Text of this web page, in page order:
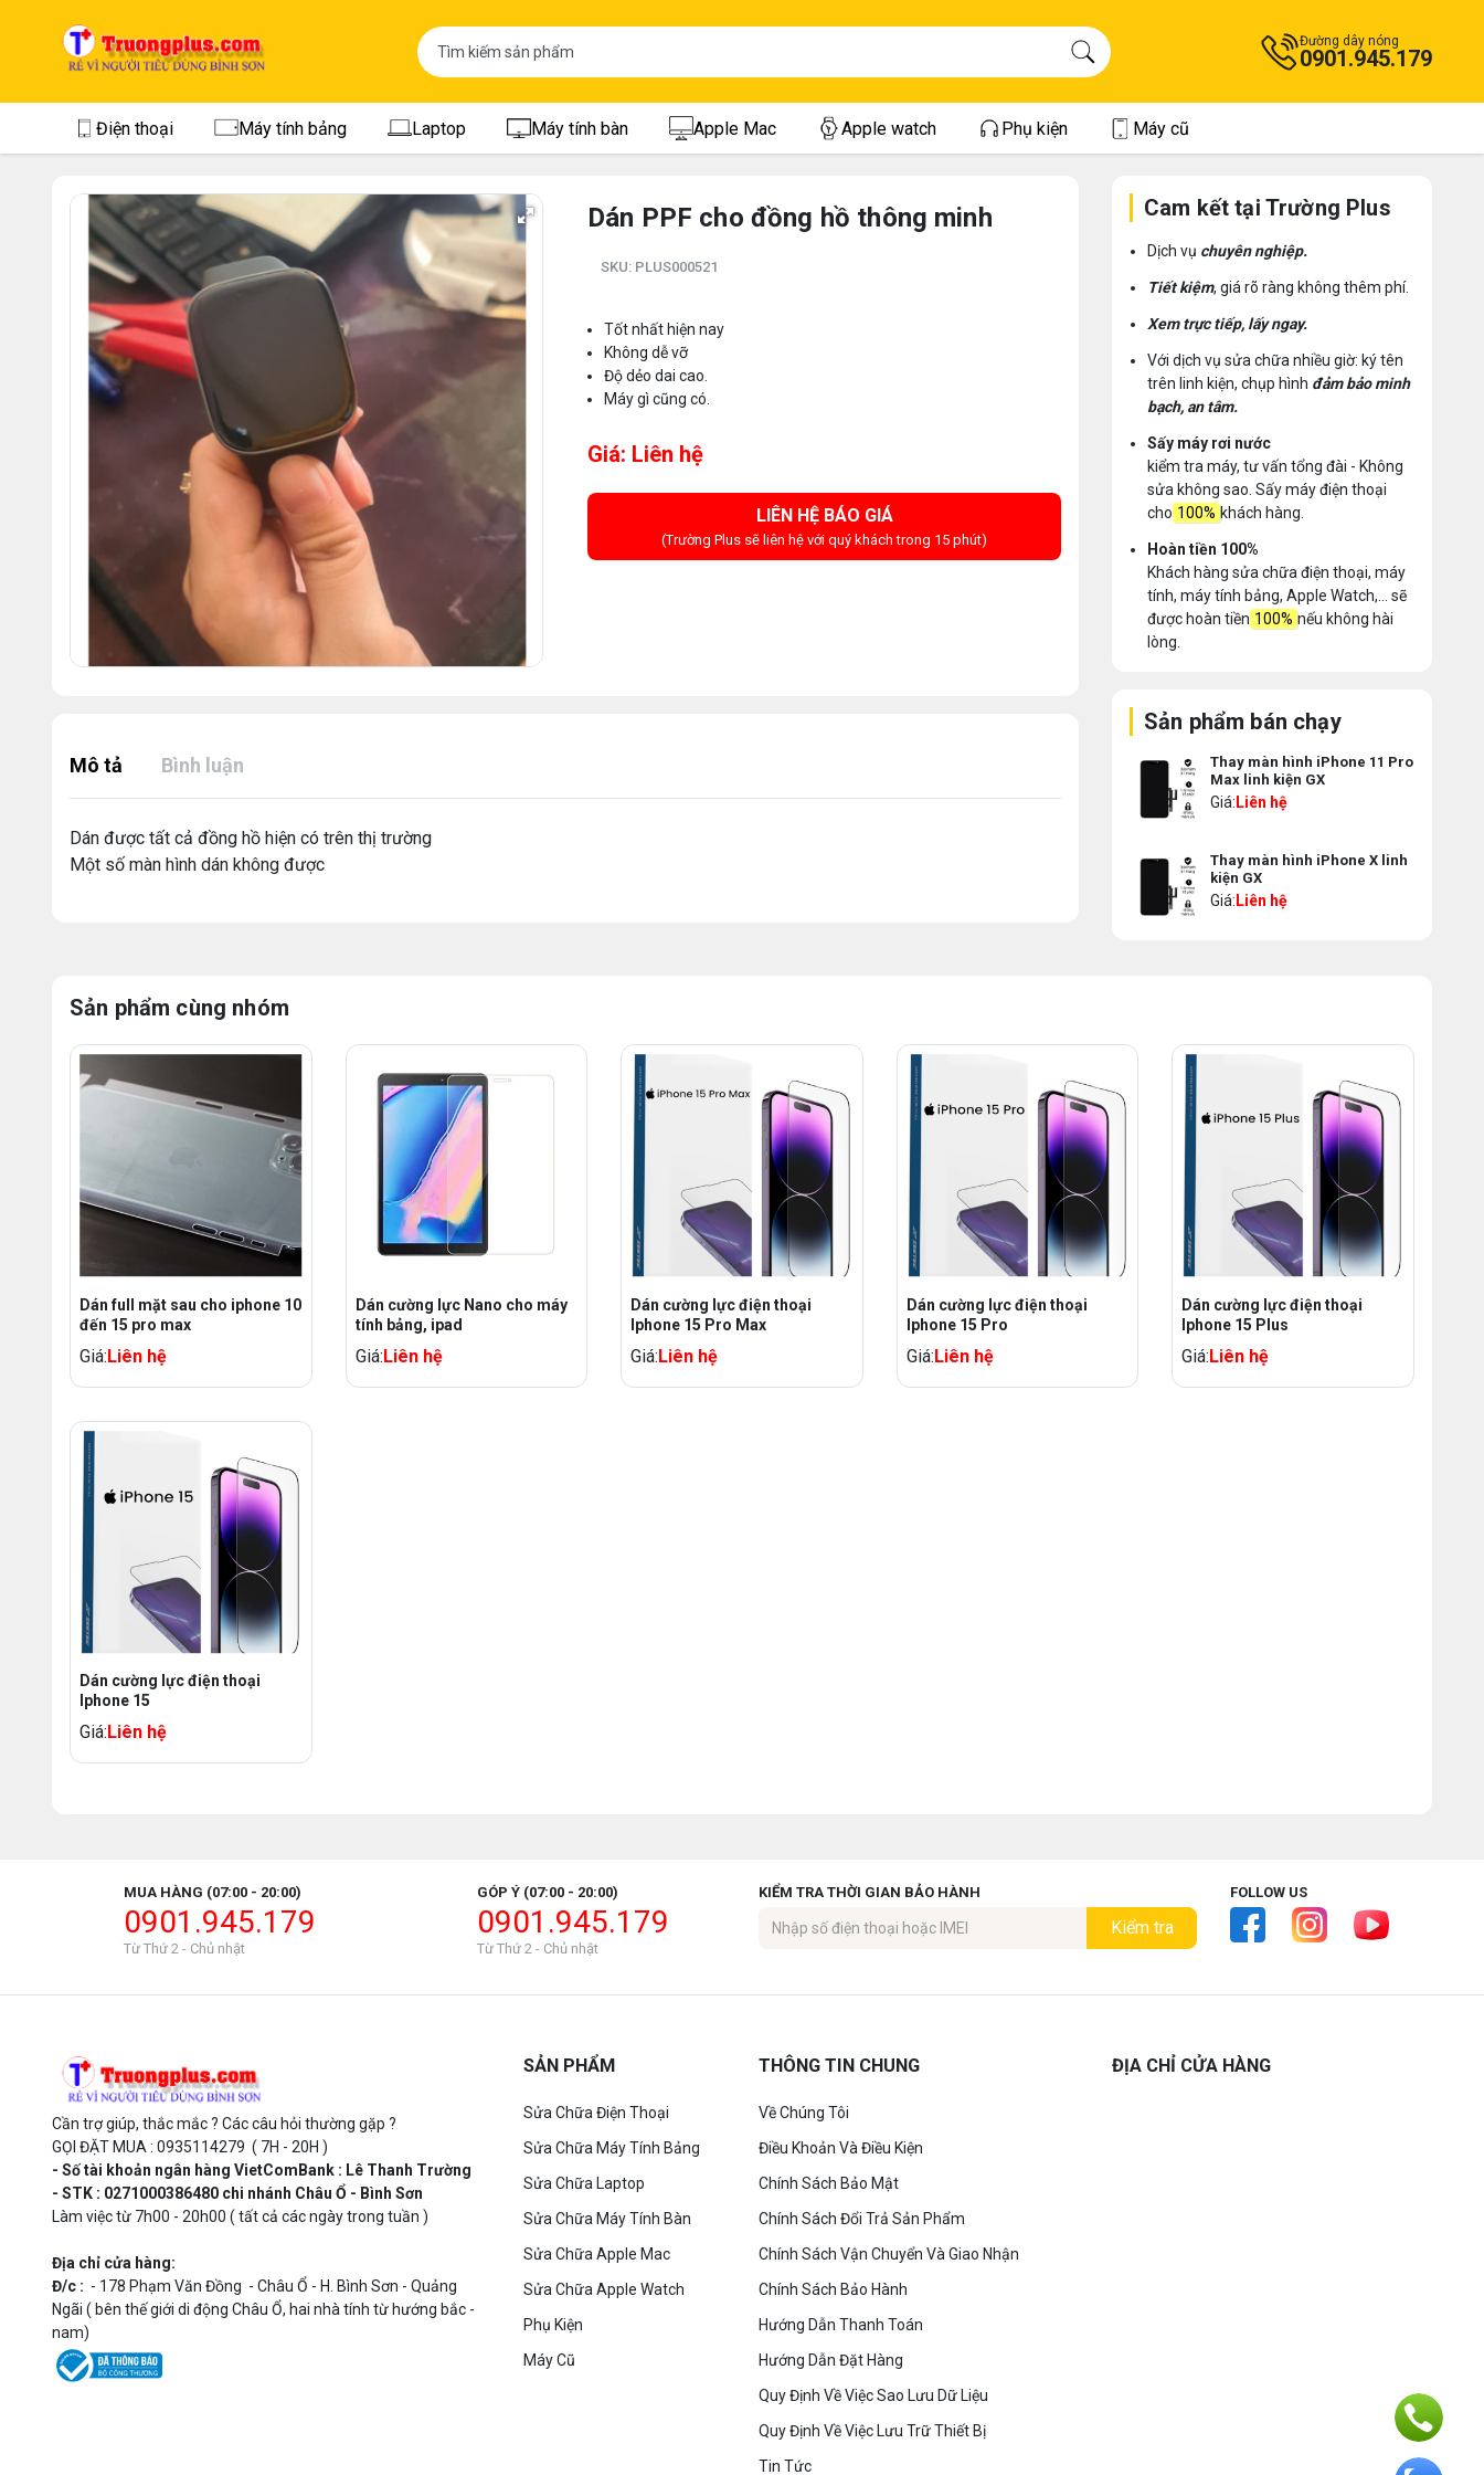
Đường dây nóng
0901.945.179
Điện thoại Máy tính bảng Laptop Máy tính bàn Apple Mac Apple watch Phụ kiện Máy cũ
Dán PPF cho đồng hồ thông minh
SKU: PLUS000521
Tốt nhất hiện nay
Không dễ vỡ
Độ dẻo dai cao.
Máy gì cũng có.
Giá: Liên hệ
LIÊN HỆ BÁO GIÁ
(Trường Plus sẽ liên hệ với quý khách trong 15 phút)
Mô tả Bình luận
Dán được tất cả đồng hồ hiện có trên thị trường
Một số màn hình dán không được
Cam kết tại Trường Plus
Dịch vụ chuyên nghiệp.
Tiết kiệm, giá rõ ràng không thêm phí.
Xem trực tiếp, lấy ngay.
Với dịch vụ sửa chữa nhiều giờ: ký tên
trên linh kiện, chụp hình đảm bảo minh
bạch, an tâm.
Sấy máy rơi nước
kiểm tra máy, tư vấn tổng đài - Không
sửa không sao. Sấy máy điện thoại
cho 100% khách hàng.
Hoàn tiền 100%
Khách hàng sửa chữa điện thoại, máy
tính, máy tính bảng, Apple Watch,... sẽ
được hoàn tiền 100% nếu không hài
lòng.
Sản phẩm bán chạy
Thay màn hình iPhone 11 Pro
Max linh kiện GX
Giá: Liên hệ
Thay màn hình iPhone X linh
kiện GX
Giá:Liên hệ
Sản phẩm cùng nhóm
Dán full mặt sau cho iphone 10
đến 15 pro max
Giá:Liên hệ
Dán cường lực Nano cho máy
tính bảng, ipad
Giá:Liên hệ
Dán cường lực điện thoại
Iphone 15 Pro Max
Giá:Liên hệ
Dán cường lực điện thoại
Iphone 15 Pro
Giá:Liên hệ
Dán cường lực điện thoại
Iphone 15 Plus
Giá:Liên hệ
Dán cường lực điện thoại
Iphone 15
Giá: Liên hệ
MUA HÀNG (07:00 - 20:00)
0901.945.179
Từ Thứ 2 - Chủ nhật
GÓP Ý (07:00 - 20:00)
0901.945.179
Từ Thứ 2 - Chủ nhật
KIỂM TRA THỜI GIAN BẢO HÀNH
Kiểm tra
FOLLOW US
Cần trợ giúp, thắc mắc ? Các câu hỏi thường gặp ?
GỌI ĐẶT MUA : 0935114279 ( 7H - 20H )
- Số tài khoản ngân hàng VietComBank : Lê Thanh Trường
- STK : 0271000386480 chi nhánh Châu Ổ - Bình Sơn
Làm việc từ 7h00 - 20h00 ( tất cả các ngày trong tuần )
Địa chỉ cửa hàng:
Đ/c : - 178 Phạm Văn Đồng - Châu Ổ - H. Bình Sơn - Quảng
Ngãi ( bên thế giới di động Châu Ổ, hai nhà tính từ hướng bắc -
nam)
SẢN PHẨM
Sửa Chữa Điện Thoại
Sửa Chữa Máy Tính Bảng
Sửa Chữa Laptop
Sửa Chữa Máy Tính Bàn
Sửa Chữa Apple Mac
Sửa Chữa Apple Watch
Phụ Kiện
Máy Cũ
THÔNG TIN CHUNG
Về Chúng Tôi
Điều Khoản Và Điều Kiện
Chính Sách Bảo Mật
Chính Sách Đổi Trả Sản Phẩm
Chính Sách Vận Chuyển Và Giao Nhận
Chính Sách Bảo Hành
Hướng Dẫn Thanh Toán
Hướng Dẫn Đặt Hàng
Quy Định Về Việc Sao Lưu Dữ Liệu
Quy Định Về Việc Lưu Trữ Thiết Bị
Tin Tức
ĐỊA CHỈ CỬA HÀNG